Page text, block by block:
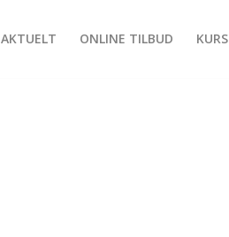
AKTUELT ONLINE TILBUD KURS